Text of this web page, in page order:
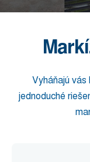
Vyháňajú
jednoduché